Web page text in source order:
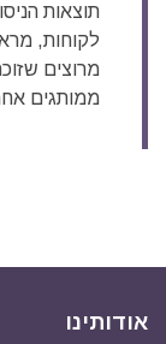
תוצאות
לקוחות,
מרוצים
ממותגים
אודותינו